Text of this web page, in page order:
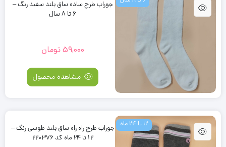
جوراب طرح ساده ساق بلند سفید رنگ –
6 تا 8 سال
59,000تومان
مشاهده محصول
12 تا 24 ماه
جوراب طرح راه راه ساق بلند طوسی رنگ –
12 تا 24 ماه کد 220376